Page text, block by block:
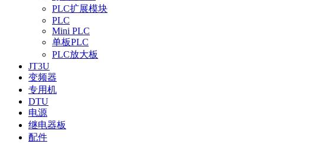
PLC扩展模块
PLC
Mini PLC
单板PLC
PLC放大板
JT3U
变频器
专用机
DTU
电源
继电器板
配件